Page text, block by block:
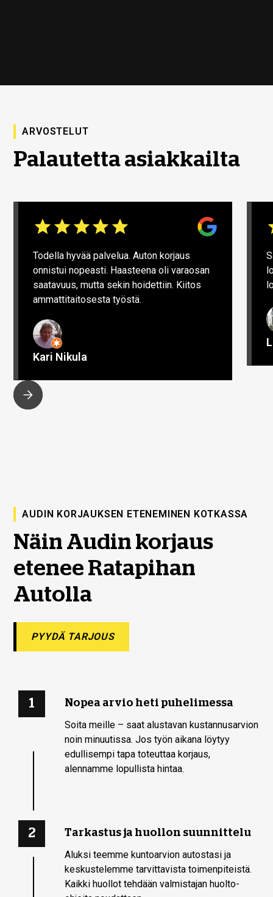
ARVOSTELUT
Palautetta asiakkailta
Todella hyvää palvelua. Auton korjaus
onnistui nopeasti. Haasteena oli varaosan
saatavuus, mutta sekin hoidettiin. Kiitos
ammattitaitosesta työstä.
Kari Nikula
AUDIN KORJAUKSEN ETENEMINEN KOTKASSA
Näin Audin korjaus
etenee Ratapihan
Autolla
PYYDÄ TARJOUS
1 Nopea arvio heti puhelimessa
Soita meille – saat alustavan kustannusarvion
noin minuutissa. Jos työn aikana löytyy
edullisempi tapa toteuttaa korjaus,
alennamme lopullista hintaa.
2 Tarkastus ja huollon suunnittelu
Aluksi teemme kuntoarvion autostasi ja
keskustelemme tarvittavista toimenpiteistä.
Kaikki huollot tehdään valmistajan huolto-